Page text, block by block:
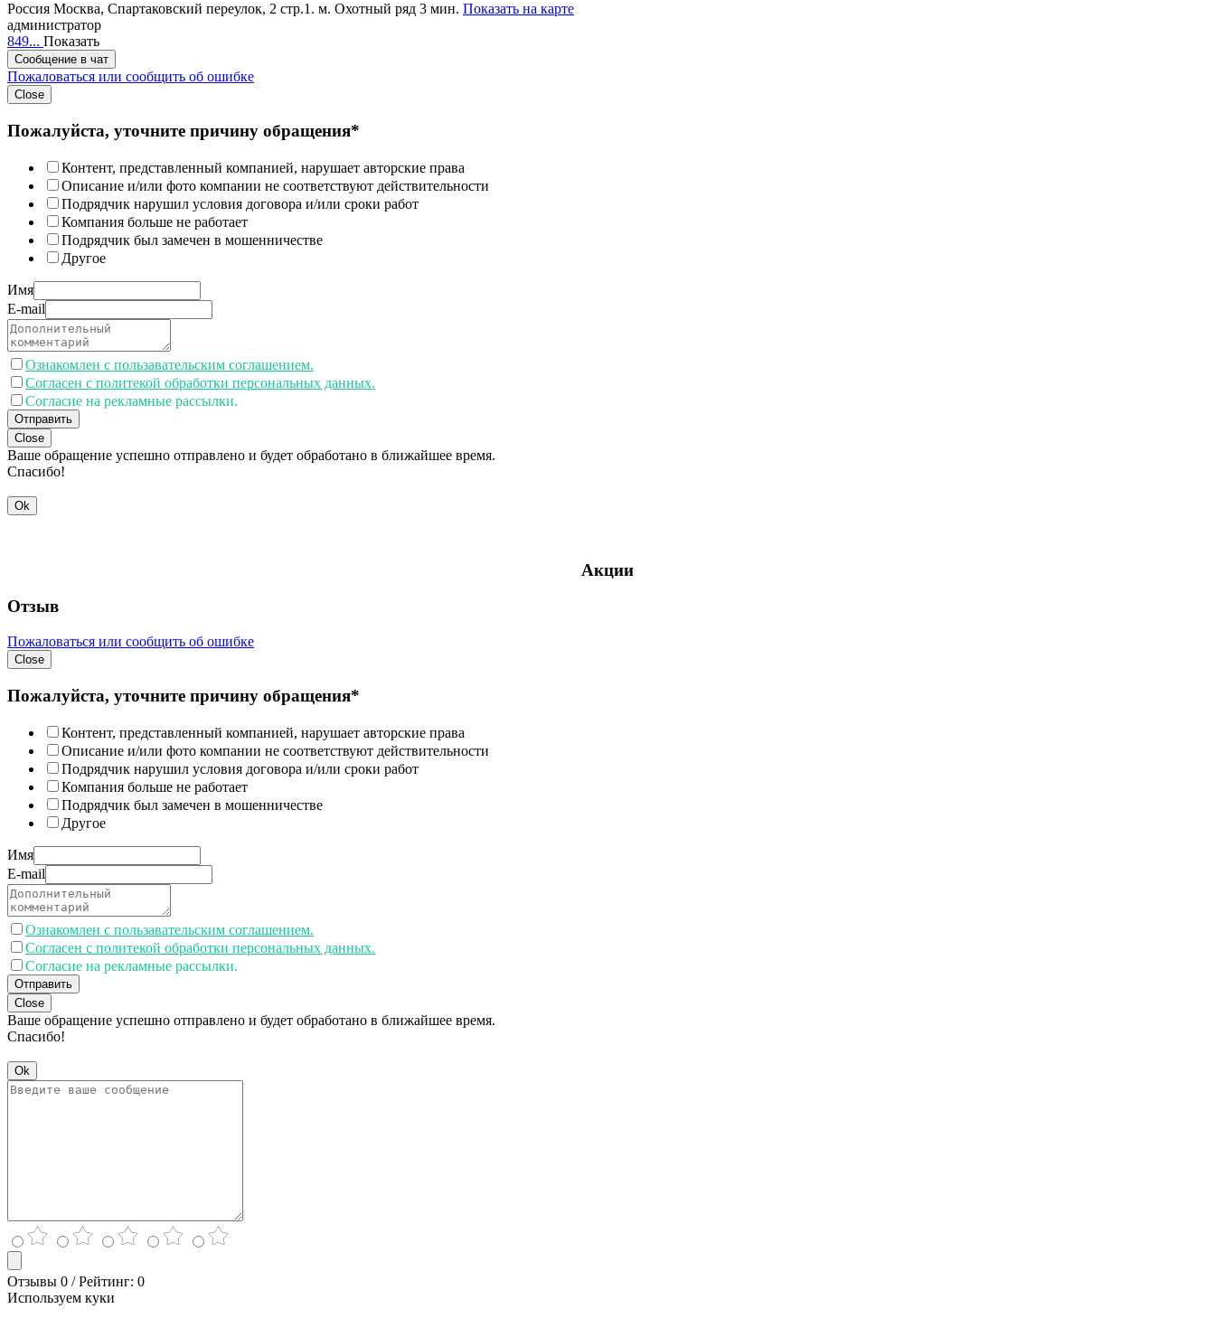
Россия Москва, Спартаковский переулок, 2 стр.1. м. Охотный ряд 3 мин. Показать на карте
администратор
849... Показать
Сообщение в чат
Пожаловаться или сообщить об ошибке
Close
Пожалуйста, уточните причину обращения*
Контент, представленный компанией, нарушает авторские права
Описание и/или фото компании не соответствуют действительности
Подрядчик нарушил условия договора и/или сроки работ
Компания больше не работает
Подрядчик был замечен в мошенничестве
Другое
Имя
E-mail
Ознакомлен с пользавательским соглашением.
Согласен с политекой обработки персональных данных.
Согласие на рекламные рассылки.
Отправить
Close
Ваше обращение успешно отправлено и будет обработано в ближайшее время.
Спасибо!
Ok
Акции
Отзыв
Пожаловаться или сообщить об ошибке
Close
Пожалуйста, уточните причину обращения*
Контент, представленный компанией, нарушает авторские права
Описание и/или фото компании не соответствуют действительности
Подрядчик нарушил условия договора и/или сроки работ
Компания больше не работает
Подрядчик был замечен в мошенничестве
Другое
Имя
E-mail
Ознакомлен с пользавательским соглашением.
Согласен с политекой обработки персональных данных.
Согласие на рекламные рассылки.
Отправить
Close
Ваше обращение успешно отправлено и будет обработано в ближайшее время.
Спасибо!
Ok
Отзывы 0 / Рейтинг: 0
Используем куки